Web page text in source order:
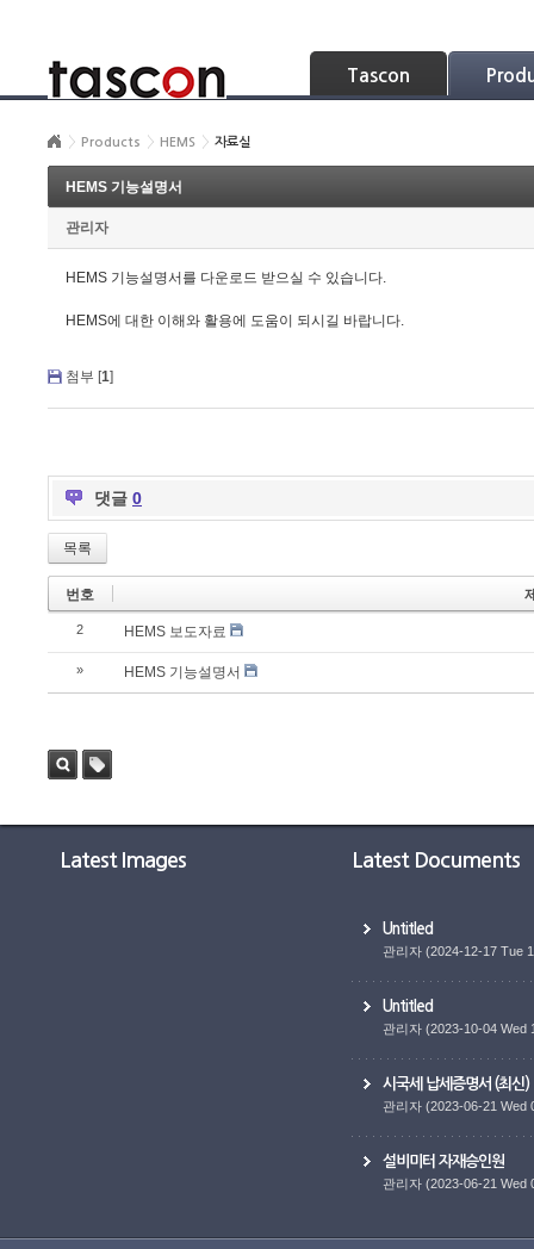
Tascon
Products HEMS 자료실
HEMS 기능설명서
관리자
HEMS 기능설명서를 다운로드 받으실 수 있습니다.
HEMS에 대한 이해와 활용에 도움이 되시길 바랍니다.
첨부 [1]
댓글 0
목록
번호
2 HEMS 보도자료
» HEMS 기능설명서
Latest Images Latest Documents
Untitled
관리자 (2024-12-17 Tue
Untitled
관리자 (2023-10-04 Wed
시국세 납세증명서 (최신)
관리자 (2023-06-21 Wed
설비미터 자재승인원
관리자 (2023-06-21 Wed